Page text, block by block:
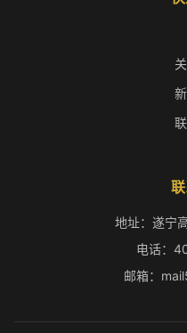
地址：遂宁
电话：
邮箱：